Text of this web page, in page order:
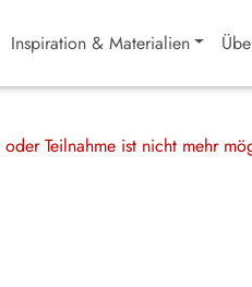
Inspiration & Materialien
Teilnahme ist nicht mehr